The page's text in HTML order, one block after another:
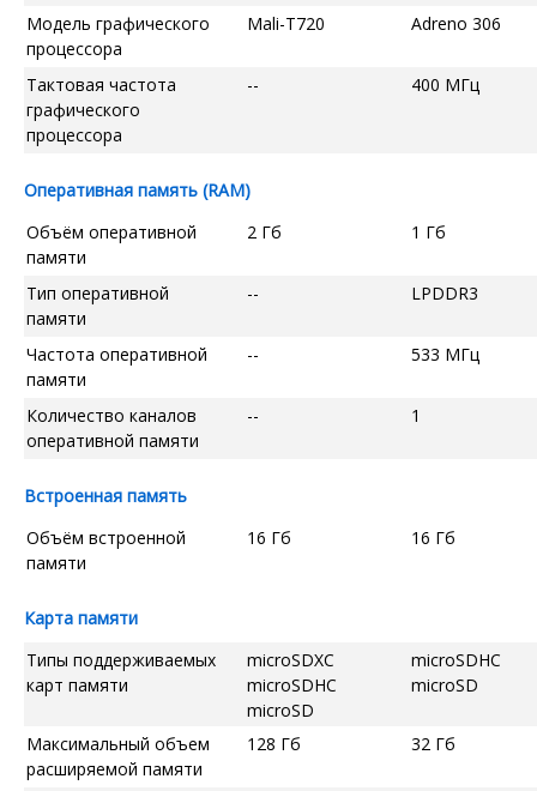
Модель графического
процессора
Mali-T720 Adreno 306
Тактовая частота
графического
процессора
-- 400 МГц
Оперативная память (RAM)
Объём оперативной
памяти
2 Гб 1 Гб
Тип оперативной
памяти
-- LPDDR3
Частота оперативной
памяти
-- 533 МГц
Количество каналов
оперативной памяти
-- 1
Встроенная память
Объём встроенной
памяти
16 Гб 16 Гб
Карта памяти
Типы поддерживаемых
карт памяти
microSDXC
microSDHC
microSD
microSDHC
microSD
Максимальный объем
расширяемой памяти
128 Гб 32 Гб